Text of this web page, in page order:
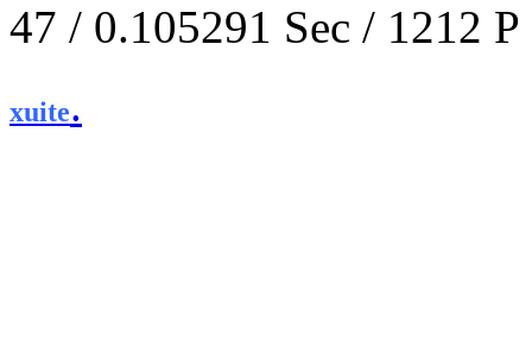
47 / 0.105291 Sec / 1212
xuite.